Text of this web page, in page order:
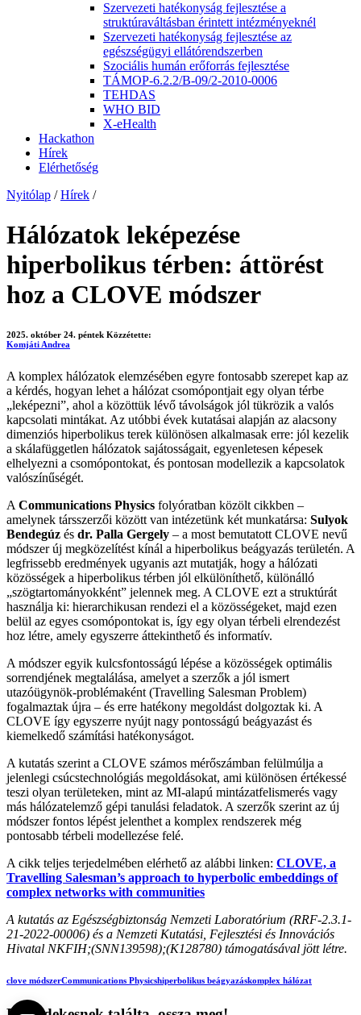
Szervezeti hatékonyság fejlesztése a
struktúraváltásban érintett intézményeknél
Szervezeti hatékonyság fejlesztése az
egészségügyi ellátórendszerben
Szociális humán erőforrás fejlesztése
TÁMOP-6.2.2/B-09/2-2010-0006
TEHDAS
WHO BID
X-eHealth
Hackathon
Hírek
Elérhetőség
Nyitólap / Hírek /
Hálózatok leképezése
hiperbolikus térben: áttörést
hoz a CLOVE módszer
2025. október 24. péntek Közzétette:
Komjáti Andrea
A komplex hálózatok elemzésében egyre fontosabb szerepet kap az
a kérdés, hogyan lehet a hálózat csomópontjait egy olyan térbe
„leképezni”, ahol a közöttük lévő távolságok jól tükrözik a valós
kapcsolati mintákat. Az utóbbi évek kutatásai alapján az alacsony
dimenziós hiperbolikus terek különösen alkalmasak erre: jól kezelik
a skálafüggetlen hálózatok sajátosságait, egyenletesen képesek
elhelyezni a csomópontokat, és pontosan modellezik a kapcsolatok
valószínűségét.
A Communications Physics folyóratban közölt cikkben –
amelynek társszerzői között van intézetünk két munkatársa: Sulyok
Bendegúz és dr. Palla Gergely – a most bemutatott CLOVE nevű
módszer új megközelítést kínál a hiperbolikus beágyazás területén. A
legfrissebb eredmények ugyanis azt mutatják, hogy a hálózati
közösségek a hiperbolikus térben jól elkülöníthető, különálló
„szögtartományokként” jelennek meg. A CLOVE ezt a struktúrát
használja ki: hierarchikusan rendezi el a közösségeket, majd ezen
belül az egyes csomópontokat is, így egy olyan térbeli elrendezést
hoz létre, amely egyszerre áttekinthető és informatív.
A módszer egyik kulcsfontosságú lépése a közösségek optimális
sorrendjének megtalálása, amelyet a szerzők a jól ismert
utazóügynök-problémaként (Travelling Salesman Problem)
fogalmaztak újra – és erre hatékony megoldást dolgoztak ki. A
CLOVE így egyszerre nyújt nagy pontosságú beágyazást és
kiemelkedő számítási hatékonyságot.
A kutatás szerint a CLOVE számos mérőszámban felülmúlja a
jelenlegi csúcstechnológiás megoldásokat, ami különösen értékessé
teszi olyan területeken, mint az MI-alapú mintázatfelismerés vagy
más hálózatelemző gépi tanulási feladatok. A szerzők szerint az új
módszer fontos lépést jelenthet a komplex rendszerek még
pontosabb térbeli modellezése felé.
A cikk teljes terjedelmében elérhető az alábbi linken: CLOVE, a
Travelling Salesman’s approach to hyperbolic embeddings of
complex networks with communities
A kutatás az Egészségbiztonság Nemzeti Laboratórium (RRF-2.3.1-
21-2022-00006) és a Nemzeti Kutatási, Fejlesztési és Innovációs
Hivatal NKFIH;(SNN139598);(K128780) támogatásával jött létre.
clove módszerCommunications Physicshiperbolikus beágyazáskomplex hálózat